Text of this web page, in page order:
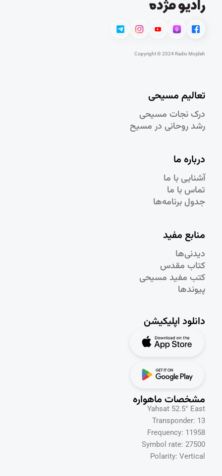
Copyright © 2024 Radio Mojdeh
تعالیم مسیحی
درک نجات مسيحی
رشد روحانی در مسيح
درباره ما
آشنایی با ما
تماس با ما
جدول برنامه‌ها
منابع مفید
دیدنی‌ها
کتاب مقدس
کتب مفید مسیحی
پیوندها
دانلود اپلیکیشن
مشخصات ماهواره
Yahsat 52.5° East
Transponder: 13
Frequency: 11958
Symbol rate: 27500
Polarity: Vertical